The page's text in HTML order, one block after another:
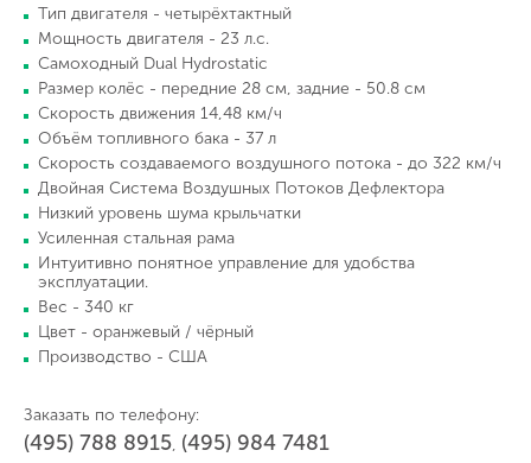
Тип двигателя - четырёхтактный
Мощность двигателя - 23 л.с.
Cамоходный Dual Hydrostatic
Размер колёс - передние 28 см, задние - 50.8 см
Скорость движения 14,48 км/ч
Объём топливного бака - 37 л
Скорость создаваемого воздушного потока - до 322 км/ч
Двойная Система Воздушных Потоков Дефлектора
Низкий уровень шума крыльчатки
Усиленная стальная рама
Интуитивно понятное управление для удобства
эксплуатации.
Вес - 340 кг
Цвет - оранжевый / чёрный
Производство - США
Заказать по телефону:
(495) 788 8915, (495) 984 7481